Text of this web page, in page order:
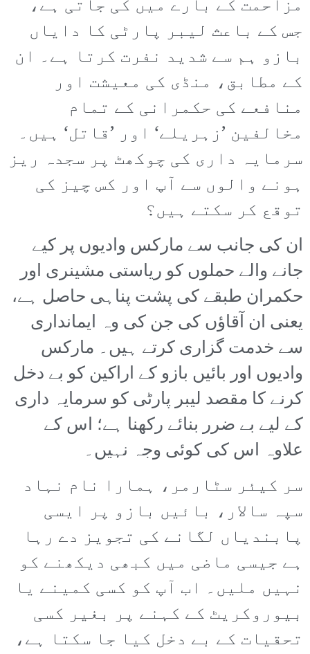
مزاحمت کے بارے میں کی جاتی ہے،
جس کے باعث لیبر پارٹی کا دایاں
بازو ہم سے شدید نفرت کرتا ہے۔ ان
کے مطابق، منڈی کی معیشت اور
منافعے کی حکمرانی کے تمام
مخالفین ’زہریلے‘ اور ’قاتل‘ ہیں۔
سرمایہ داری کی چوکھٹ پر سجدہ ریز
ہونے والوں سے آپ اور کس چیز کی
توقع کر سکتے ہیں؟
ان کی جانب سے مارکس وادیوں پر کیے
جانے والے حملوں کو ریاستی مشینری اور
حکمران طبقے کی پشت پناہی حاصل ہے،
یعنی ان آقاؤں کی جن کی وہ ایمانداری
سے خدمت گزاری کرتے ہیں۔ مارکس
وادیوں اور بائیں بازو کے اراکین کو بے دخل
کرنے کا مقصد لیبر پارٹی کو سرمایہ داری
کے لیے بے ضرر بنائے رکھنا ہے؛ اس کے
علاوہ اس کی کوئی وجہ نہیں۔
سر کیئر سٹارمر، ہمارا نام نہاد
سپہ سالار، بائیں بازو پر ایسی
پابندیاں لگانے کی تجویز دے رہا
ہے جیسی ماضی میں کبھی دیکھنے کو
نہیں ملیں۔ اب آپ کو کسی کمینے یا
بیوروکریٹ کے کہنے پر بغیر کسی
تحقیات کے بے دخل کیا جا سکتا ہے،